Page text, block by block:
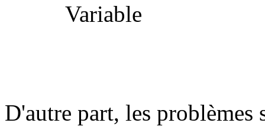
Variable
D'autre part, les problèmes